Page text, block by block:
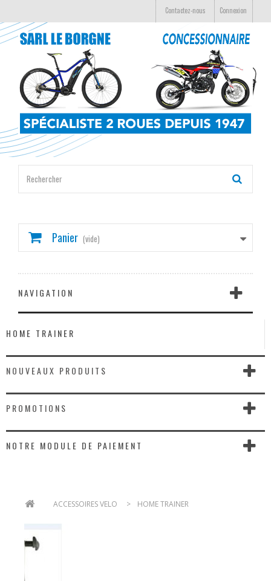
Connexion
Contactez-nous
Panier (vide)
NAVIGATION
HOME TRAINER
NOUVEAUX PRODUITS
PROMOTIONS
NOTRE MODULE DE PAIEMENT
ACCESSOIRES VELO > HOME TRAINER